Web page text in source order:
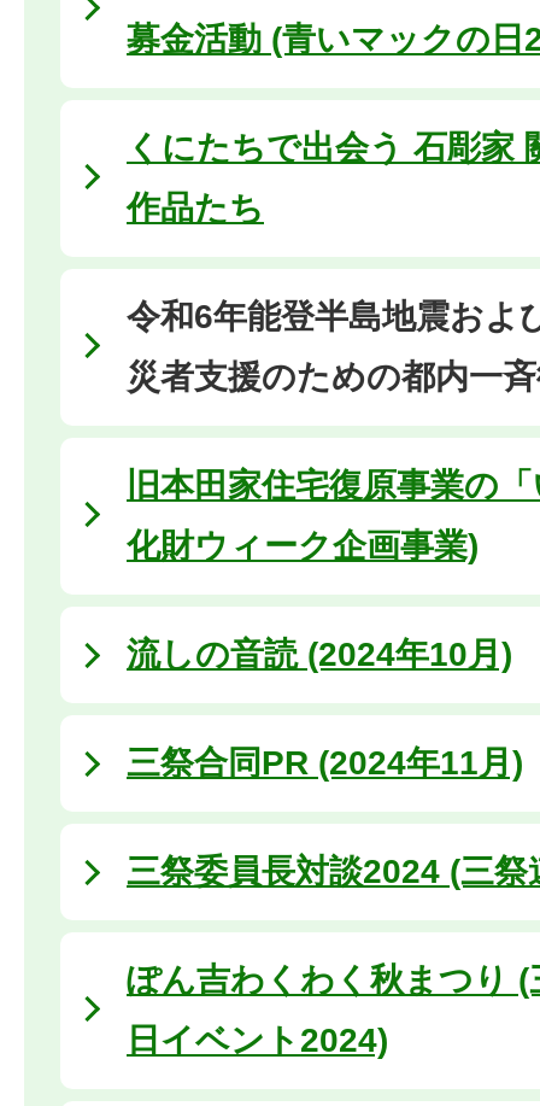
募金活動 (青いマックの日
くにたちで出会う 石彫家
作品たち
令和6年能登半島地震およ
災者支援のための都内一
旧本田家住宅復原事業の
化財ウィーク企画事業)
流しの音読 (2024年10月)
三祭合同PR (2024年11月)
三祭委員長対談2024 (三祭
ぽん吉わくわく秋まつり (
日イベント2024)